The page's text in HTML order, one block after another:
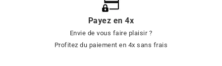
Payez en 4x
Envie de vous faire plaisir ?
Profitez du paiement en 4x sans frais